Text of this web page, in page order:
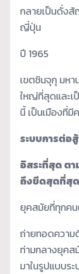
กลายเป็นดั่ง
ญี่ปุ่น
ปี 1965
เขตชินจุกุ มหา
ใหญ่ที่สุดและ
นี้ เป็นเมืองที่
ระบบการต่อสู้
อิสระที่สุด ต
ถึงขีดสุดที่สุด
ยุคสมัยที่ทุกค
ถ่ายทอดควา
ท่ามกลางยุคส
มาในรูปแบบร